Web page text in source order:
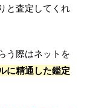
と査定してくれ
う際はネットを
に精通した鑑定